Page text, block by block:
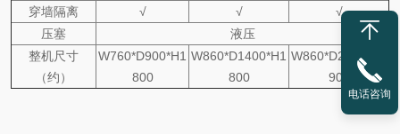
穿墙隔离
√ √
√
压塞
液压
整机尺寸
（约）
W760*D900*H1
800
W860*D1400*H1
800
W860*D2100*H1
900
电话咨询